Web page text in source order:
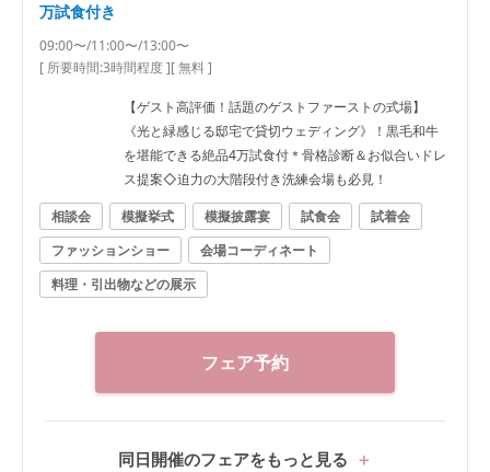
万試食付き
09:00〜/11:00〜/13:00〜
[ 所要時間:3時間程度][ 無料 ]
【ゲスト高評価！話題のゲストファーストの式場】
《光と緑感じる邸宅で貸切ウェディング》！黒毛和牛
を堪能できる絶品4万試食付＊骨格診断＆お似合いドレ
ス提案◇迫力の大階段付き洗練会場も必見！
相談会
模擬挙式 模擬披露宴 試食会
試着会
ファッションショー
会場コーディネート
料理・引出物などの展示
フェア予約
同日開催のフェアをもっと見る